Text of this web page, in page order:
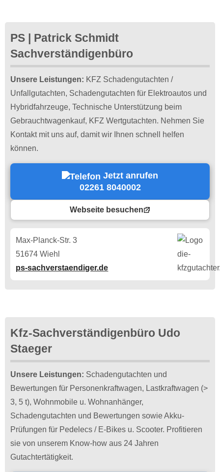
PS | Patrick Schmidt
Sachverständigenbüro
Unsere Leistungen: KFZ Schadengutachten /
Unfallgutachten, Schadengutachten für Elektroautos und
Hybridfahrzeuge, Technische Unterstützung beim
Gebrauchtwagenkauf, KFZ Wertgutachten. Nehmen Sie
Kontakt mit uns auf, damit wir Ihnen schnell helfen
können.
Jetzt anrufen
02261 8040002
Webseite besuchen
Max-Planck-Str. 3
51674 Wiehl
ps-sachverstaendiger.de
Kfz-Sachverständigenbüro Udo
Staeger
Unsere Leistungen: Schadengutachten und
Bewertungen für Personenkraftwagen, Lastkraftwagen (>
3, 5 t), Wohnmobile u. Wohnanhänger,
Schadengutachten und Bewertungen sowie Akku-
Prüfungen für Pedelecs / E-Bikes u. Scooter. Profitieren
sie von unserem Know-how aus 24 Jahren
Gutachtertätigkeit.